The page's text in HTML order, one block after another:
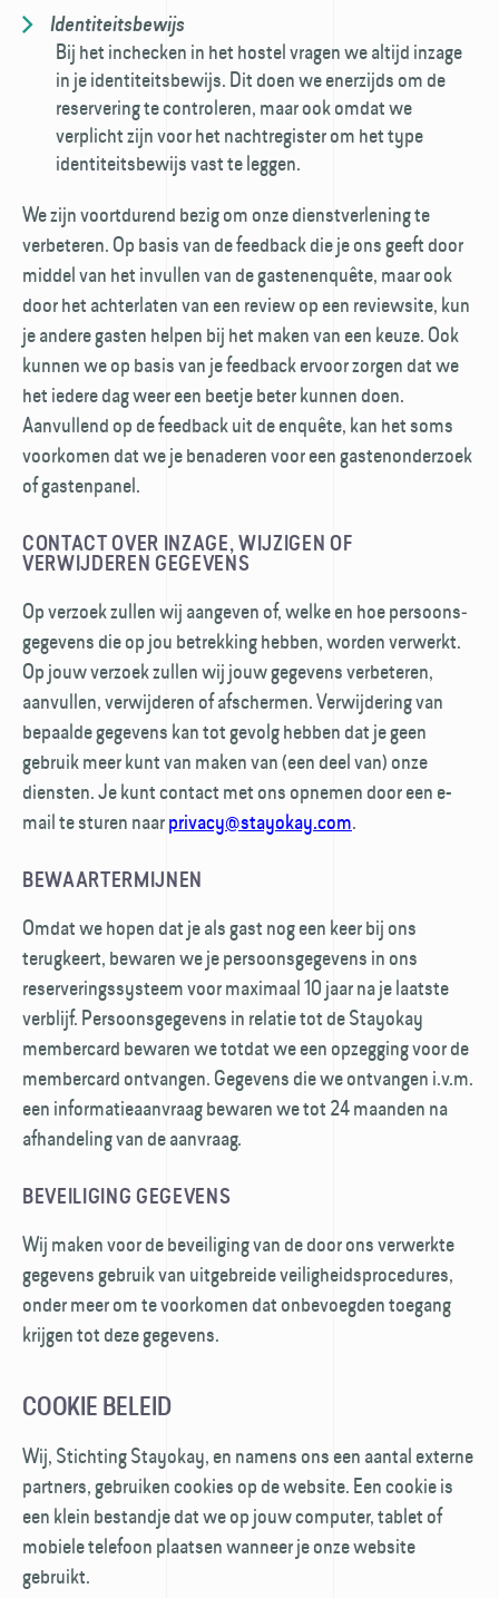
Identiteitsbewijs
Bij het inchecken in het hostel vragen we altijd inzage
in je identiteitsbewijs. Dit doen we enerzijds om de
reservering te controleren, maar ook omdat we
verplicht zijn voor het nachtregister om het type
identiteitsbewijs vast te leggen.
We zijn voortdurend bezig om onze dienst­verlening te
verbeteren. Op basis van de feedback die je ons geeft door
middel van het invullen van de gastenenquête, maar ook
door het achterlaten van een review op een reviewsite, kun
je andere gasten helpen bij het maken van een keuze. Ook
kunnen we op basis van je feedback ervoor zorgen dat we
het iedere dag weer een beetje beter kunnen doen.
Aanvullend op de feedback uit de enquête, kan het soms
voorkomen dat we je benaderen voor een gastenonderzoek
of gastenpanel.
CONTACT OVER INZAGE, WIJZIGEN OF
VERWIJDEREN GEGEVENS
Op verzoek zullen wij aangeven of, welke en hoe persoons­
gegevens die op jou betrekking hebben, worden verwerkt.
Op jouw verzoek zullen wij jouw gegevens verbeteren,
aanvullen, verwijderen of afschermen. Verwijdering van
bepaalde gegevens kan tot gevolg hebben dat je geen
gebruik meer kunt van maken van (een deel van) onze
diensten. Je kunt contact met ons opnemen door een e-
mail te sturen naarprivacy@stayokay.com.
BEWAARTERMIJNEN
Omdat we hopen dat je als gast nog een keer bij ons
terugkeert, bewaren we je persoons­gegevens in ons
reserverings­systeem voor maximaal 10 jaar na je laatste
verblijf. Persoons­gegevens in relatie tot de Stayokay
member­card bewaren we totdat we een opzegging voor de
membercard ontvangen. Gegevens die we ontvangen i.v.m.
een informatieaanvraag bewaren we tot 24 maanden na
afhandeling van de aanvraag.
BEVEILIGING GEGEVENS
Wij maken voor de beveiliging van de door ons verwerkte
gegevens gebruik van uitgebreide veiligheids­procedures,
onder meer om te voorkomen dat onbevoegden toegang
krijgen tot deze gegevens.
COOKIE BELEID
Wij, Stichting Stayokay, en namens ons een aantal externe
partners, gebruiken cookies op de website. Een cookie is
een klein bestandje dat we op jouw computer, tablet of
mobiele telefoon plaatsen wanneer je onze website
gebruikt.